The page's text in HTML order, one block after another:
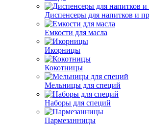
Диспенсеры для напитков и
Емкости для масла
Икорницы
Кокотницы
Мельницы для специй
Наборы для специй
Пармезанницы